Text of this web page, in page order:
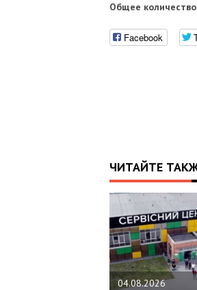
Общее
Facebook
ЧИТАЙТЕ
04.08.2026